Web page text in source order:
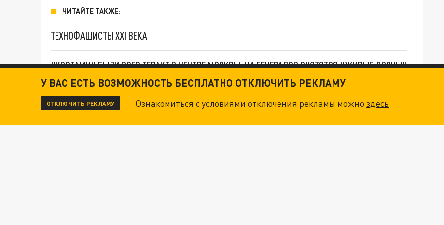
ЧИТАЙТЕ ТАКЖЕ:
ТЕХНОФАШИСТЫ XXI ВЕКА
"КРОТАМИ" БЫЛИ ВСЕ? ТЕРАКТ В ЦЕНТРЕ МОСКВЫ: НА ГЕНЕРАЛОВ ОХОТЯТСЯ "ЖИВЫЕ ДРОНЫ"
ДАНЯ С ДАШЕЙ СПАСЛИСЬ ОТ БОЕВИКОВ ВСУ. НО БЕДЫ ДЛЯ МАЛЫШЕЙ НЕ ЗАКОНЧИЛИСЬ
ВОТ ЭТО ТРИЛЛЕР! ТАЙНА УДАРА УКРАИНЫ ПО ИРАНСКОМУ СУДНУ НА КАСПИИ РАСКРЫТА
У ВАС ЕСТЬ ВОЗМОЖНОСТЬ БЕСПЛАТНО ОТКЛЮЧИТЬ РЕКЛАМУ
ОТКЛЮЧИТЬ РЕКЛАМУ Ознакомиться с условиями отключения рекламы можноздесь